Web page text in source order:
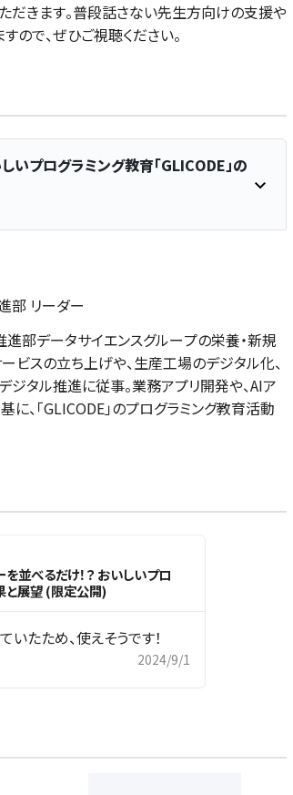
だきます。普段話さない先生方向けの支援や
ので、ぜひご視聴ください。
いプログラミング教育「GLICODE」の
部 リーダー
部データサイエンスグループの栄養・新規
ビスの立ち上げや、生産工場のデジタル化、
ジタル推進に従事。業務アプリ開発や、AIア
、「GLICODE」のプログラミング教育活動
並べるだけ！？ おいしいプロ
と展望 (限定公開)
たため、使えそうです！
2024/9/1